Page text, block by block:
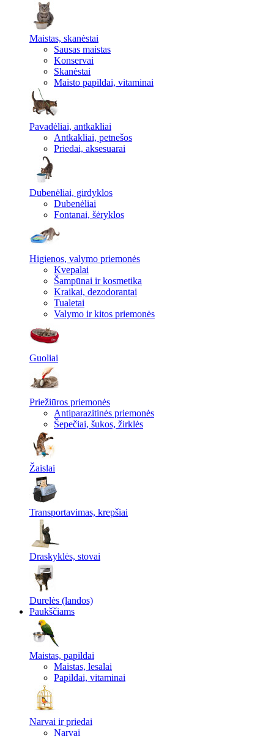
Maistas, skanėstai
Sausas maistas
Konservai
Skanėstai
Maisto papildai, vitaminai
Pavadėliai, antkakliai
Antkakliai, petnešos
Priedai, aksesuarai
Dubenėliai, girdyklos
Dubenėliai
Fontanai, šėryklos
Higienos, valymo priemonės
Kvepalai
Šampūnai ir kosmetika
Kraikai, dezodorantai
Tualetai
Valymo ir kitos priemonės
Guoliai
Priežiūros priemonės
Antiparazitinės priemonės
Šepečiai, šukos, žirklės
Žaislai
Transportavimas, krepšiai
Draskyklės, stovai
Durelės (landos)
Paukščiams
Maistas, papildai
Maistas, lesalai
Papildai, vitaminai
Narvai ir priedai
Narvai